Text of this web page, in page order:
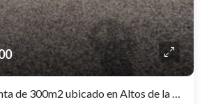
Galpón en venta de 300m2 ubicado en Altos de la Laguna